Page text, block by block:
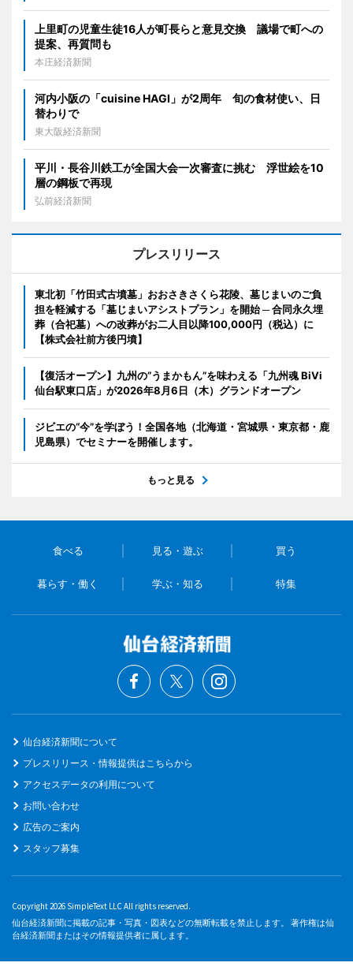
上里町の児童生徒16人が町長らと意見交換 議場で町への
提案、再質問も
本庄経済新聞
河内小阪の「cuisine HAGI」が2周年 旬の食材使い、日
替わりで
東大阪経済新聞
平川・長谷川鉄工が全国大会一次審査に挑む 浮世絵を10
層の鋼板で再現
弘前経済新聞
プレスリリース
東北初「竹田式古墳墓」おおさきさくら花陵、墓じまいのご負
担を軽減する「墓じまいアシストプラン」を開始 ─ 合同永久埋
葬（合祀墓）への改葬がお二人目以降100,000円（税込）に
【株式会社前方後円墳】
【復活オープン】九州の”うまかもん”を味わえる「九州魂 BiVi
仙台駅東口店」が2026年8月6日（木）グランドオープン
ジビエの“今”を学ぼう！全国各地（北海道・宮城県・東京都・鹿
児島県）でセミナーを開催します。
もっと見る
食べる 見る・遊ぶ 買う
暮らす・働く 学ぶ・知る 特集
仙台経済新聞について
プレスリリース・情報提供はこちらから
アクセスデータの利用について
お問い合わせ
広告のご案内
スタッフ募集
Copyright 2026 SimpleText LLC All rights reserved.
仙台経済新聞に掲載の記事・写真・図表などの無断転載を禁止します。 著作権は仙
台経済新聞またはその情報提供者に属します。